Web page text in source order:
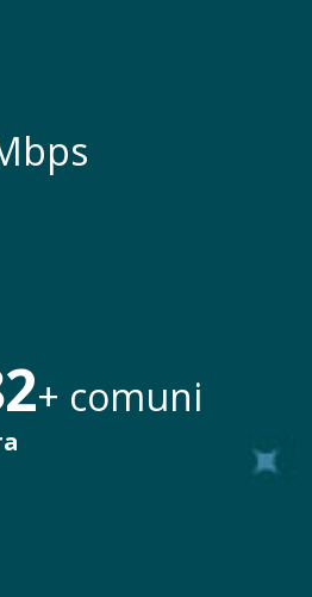
+ comuni